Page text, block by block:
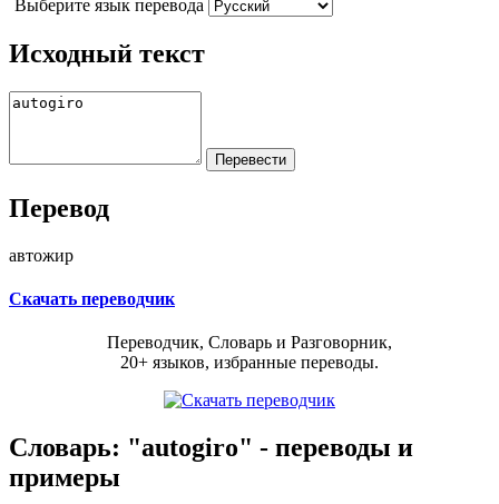
Выберите язык перевода
Исходный текст
Перевод
автожир
Скачать переводчик
Переводчик, Словарь и Разговорник,
20+ языков, избранные переводы.
Словарь: "autogiro" - переводы и
примеры